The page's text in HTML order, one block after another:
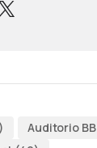
Auditorio BB